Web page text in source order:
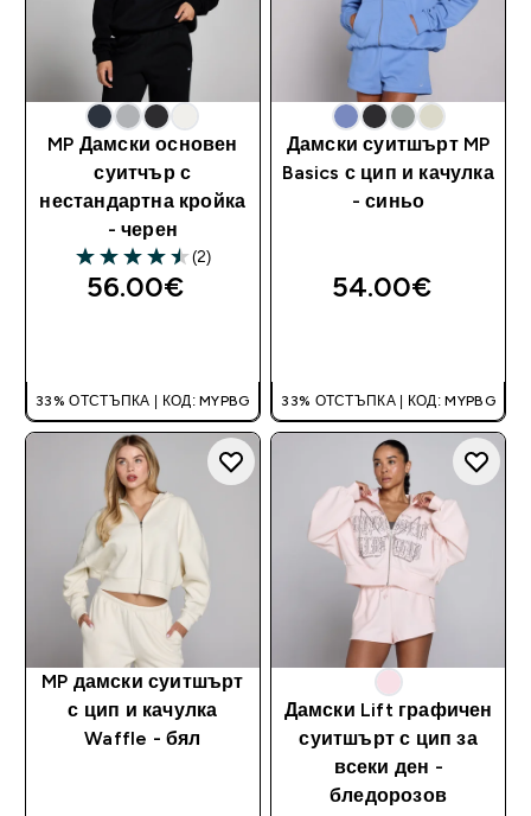
MP Дамски основен
суитчър с
нестандартна кройка
- черен
4.5 out of 5 stars
(2)
56.00€‎
33% ОТСТЪПКА | КОД: MYPBG
Дамски суитшърт MP
Basics с цип и качулка
- синьо
54.00€‎
33% ОТСТЪПКА | КОД: MYPBG
MP дамски суитшърт
с цип и качулка
Waffle - бял
Дамски Lift графичен
суитшърт с цип за
всеки ден -
бледорозов